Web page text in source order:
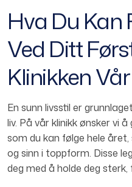
Hva Du Kan
Ved Ditt
Klinikken Vår
En sunn livsstil er
liv. På vår klinikk ønsker vi
som du kan følge hele
og sinn i toppform. Disse
deg med å holde deg sterk,